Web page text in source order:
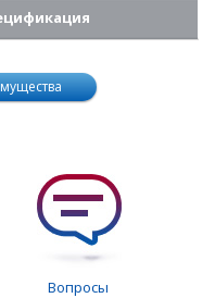
Вопросы